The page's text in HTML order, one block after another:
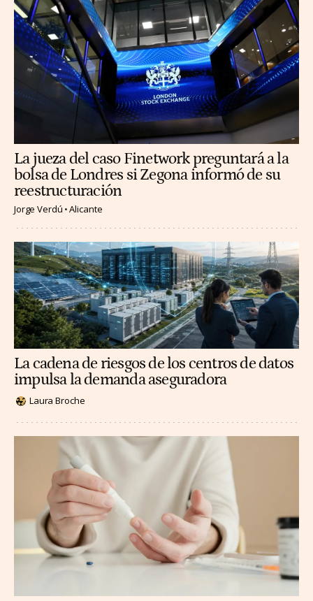
La jueza del caso Finetwork preguntará a la
bolsa de Londres si Zegona informó de su
reestructuración
Jorge Verdú Alicante
La cadena de riesgos de los centros de datos
impulsa la demanda aseguradora
Laura Broche